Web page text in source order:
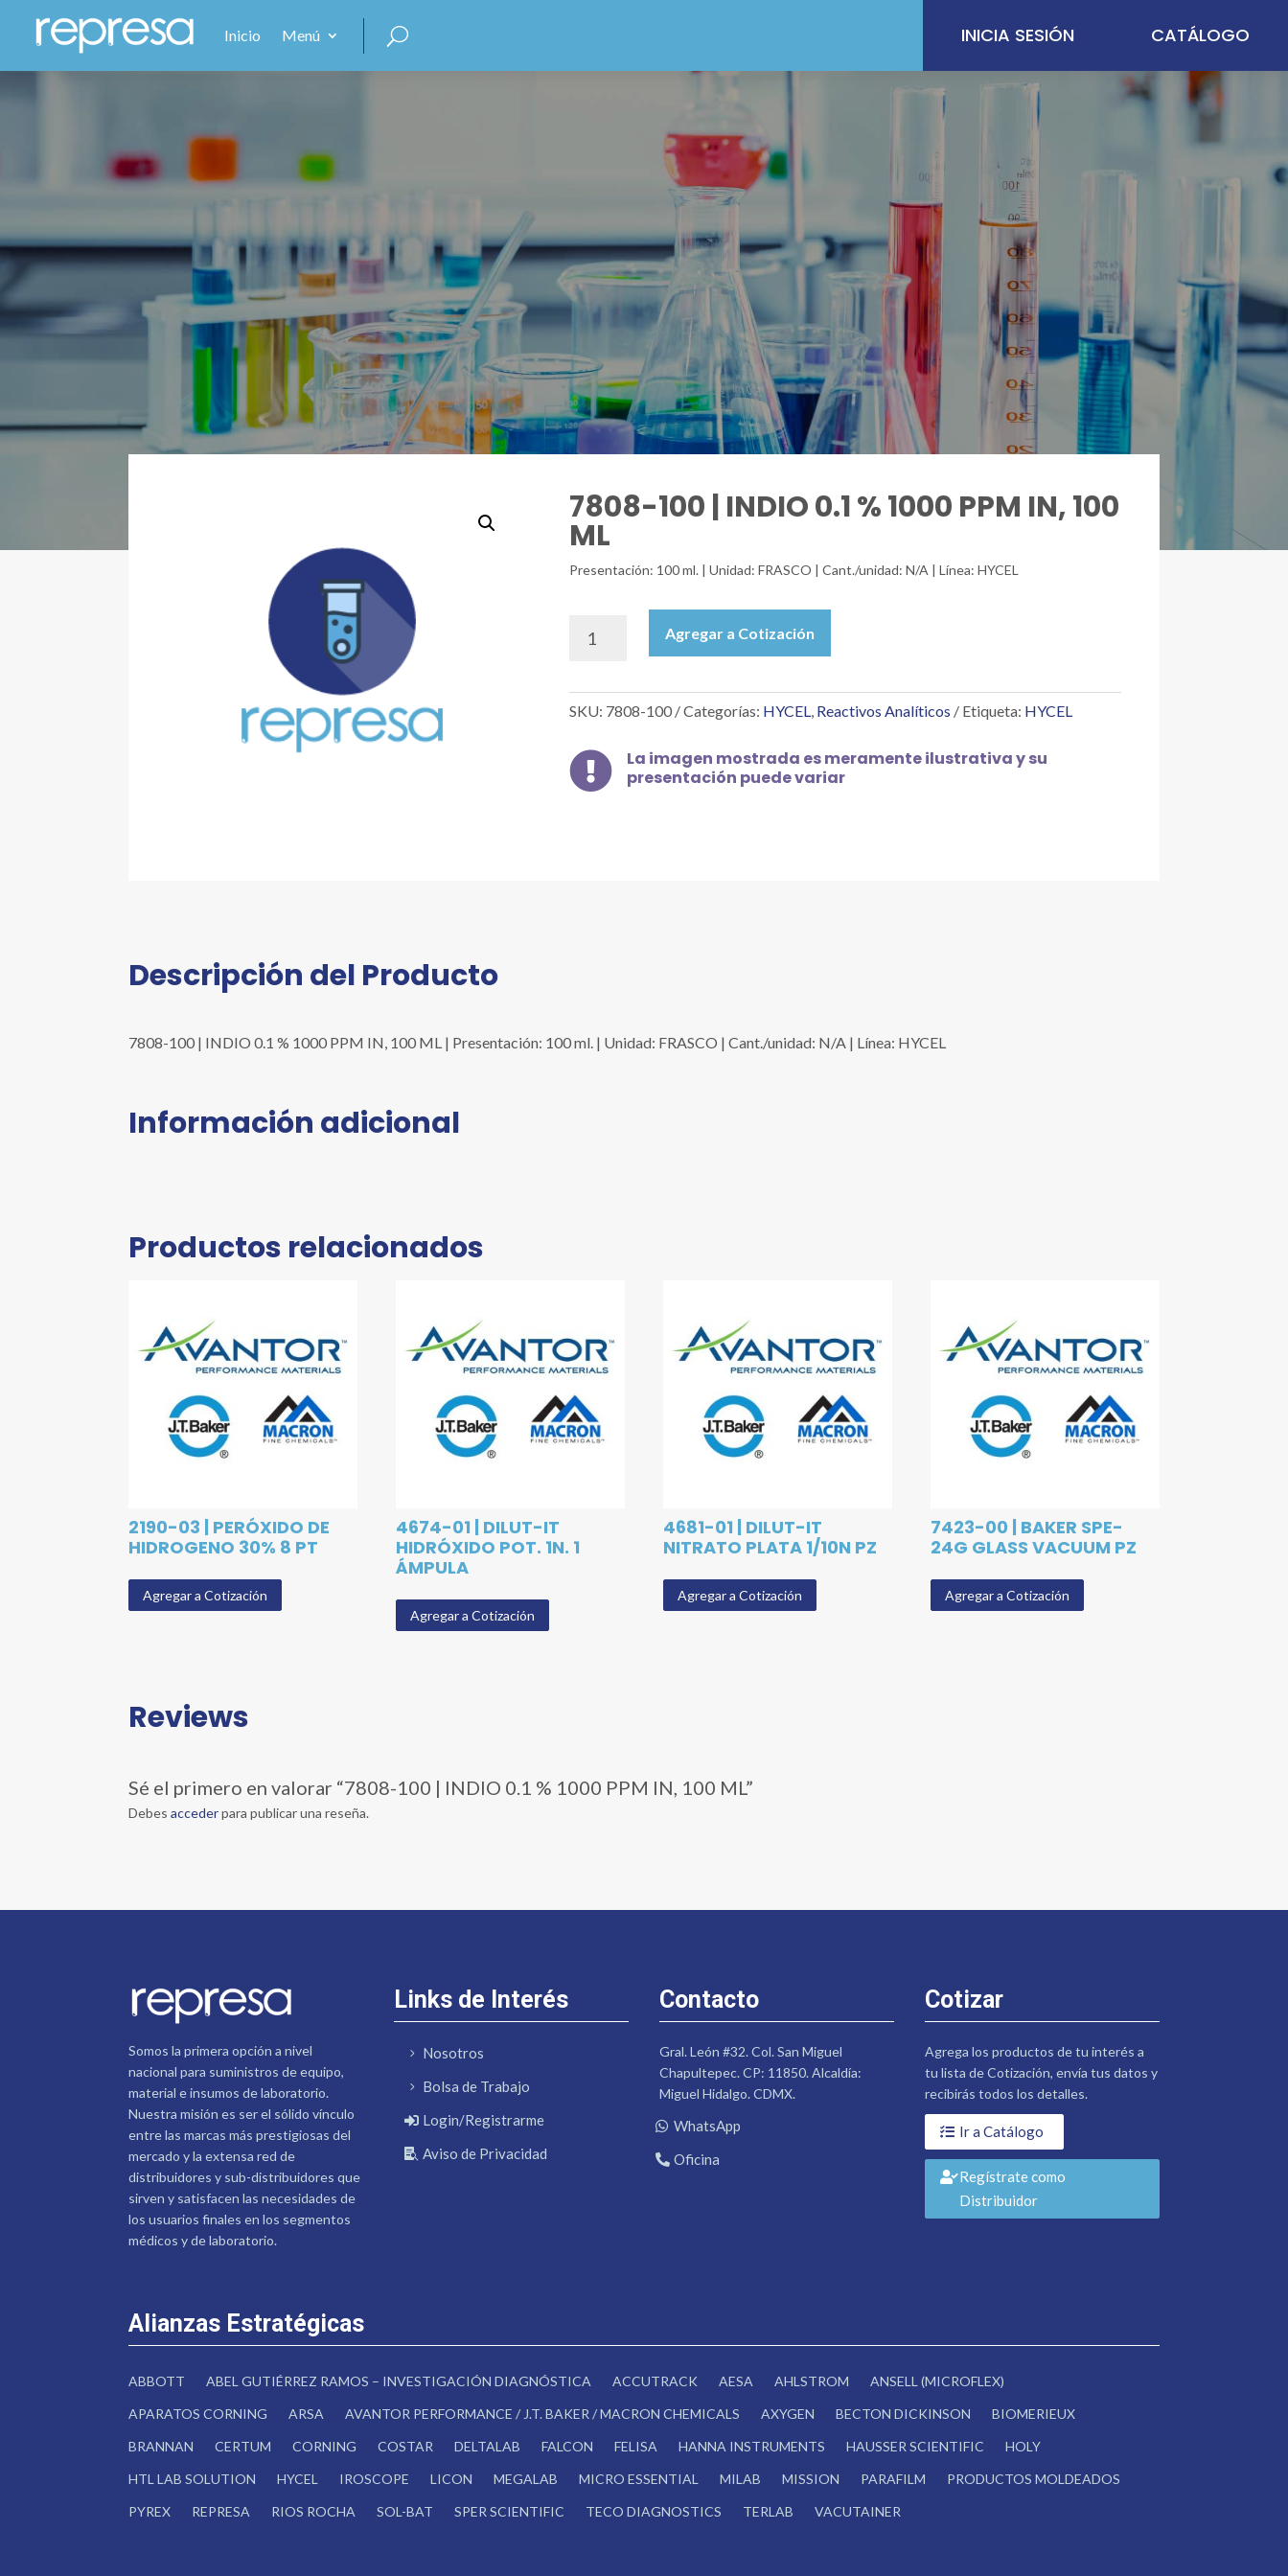
Inicio Menú INICIA SESIÓN CATÁLOGO
7808-100 | INDIO 0.1 % 1000 PPM IN, 100
ML
Presentación: 100 ml. | Unidad: FRASCO | Cant./unidad: N/A | Línea: HYCEL
100
INDIO
0.1
1000
PPM
Agregar a Cotización
SKU: 7808-100 Categorías: HYCEL, Reactivos Analíticos Etiqueta: HYCEL

La imagen mostrada es meramente ilustrativa y su
presentación puede variar
Descripción del Producto
7808-100 | INDIO 0.1 % 1000 PPM IN, 100 ML | Presentación: 100 ml. | Unidad: FRASCO | Cant./unidad: N/A | Línea: HYCEL
Información adicional
Productos relacionados
2190-03 | PERÓXIDO DE
HIDROGENO 30% 8 PT
Agregar a Cotización
4674-01 | DILUT-IT
HIDRÓXIDO POT. 1N. 1
ÁMPULA
Agregar a Cotización
4681-01 | DILUT-IT
NITRATO PLATA 1/10N PZ
Agregar a Cotización
7423-00 | BAKER SPE-
24G GLASS VACUUM PZ
Agregar a Cotización
Reviews
Sé el primero en valorar “7808-100 | INDIO 0.1 % 1000 PPM IN, 100 ML”
Debesaccederpara publicar una reseña.
Somos la primera opción a nivel
nacional para suministros de equipo,
material e insumos de laboratorio.
Nuestra misión es ser el sólido vínculo
entre las marcas más prestigiosas del
mercado y la extensa red de
distribuidores y sub-distribuidores que
sirven y satisfacen las necesidades de
los usuarios finales en los segmentos
médicos y de laboratorio.
Links de Interés
Nosotros
Bolsa de Trabajo
Login/Registrarme
Aviso de Privacidad
Contacto
Gral. León #32. Col. San Miguel
Chapultepec. CP: 11850. Alcaldía:
Miguel Hidalgo. CDMX.
WhatsApp
Oficina
Cotizar
Agrega los productos de tu interés a
tu lista de Cotización, envía tus datos y
recibirás todos los detalles.
Ir a Catálogo
Regístrate como
Distribuidor
Alianzas Estratégicas
ABBOTT ABEL GUTIÉRREZ RAMOS – INVESTIGACIÓN DIAGNÓSTICA ACCUTRACK AESA AHLSTROM
ANSELL (MICROFLEX)
APARATOS CORNING
ARSA AVANTOR PERFORMANCE / J.T. BAKER / MACRON CHEMICALS AXYGEN BECTON DICKINSON
BIOMERIEUX
BRANNAN
CERTUM CORNING COSTAR DELTALAB FALCON FELISA HANNA INSTRUMENTS HAUSSER SCIENTIFIC
HOLY
HTL LAB SOLUTION
HYCEL IROSCOPE LICON MEGALAB MICRO ESSENTIAL MILAB MISSION PARAFILM
PRODUCTOS MOLDEADOS
PYREX
REPRESA RIOS ROCHA SOL-BAT SPER SCIENTIFIC TECO DIAGNOSTICS TERLAB VACUTAINER